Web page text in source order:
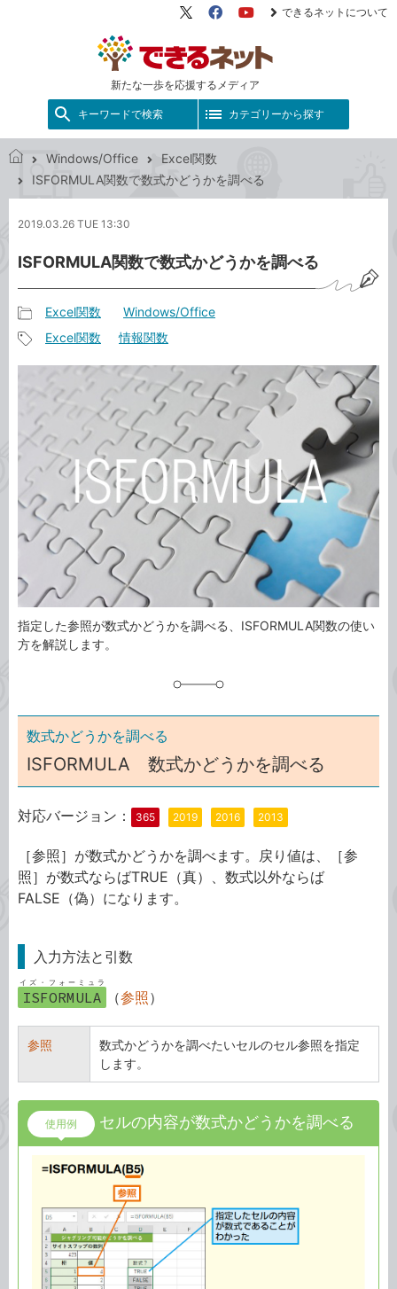
新たな一歩を応援するメディア
X（旧
FacebookYouTube
できるネットについて
キーワードで検索 カテゴリーから探す
で
ネ
ト
Windows/Office
Excel関数
ISFORMULA関数で数式かどうかを調べる
2019.03.26 TUE 13:30
ISFORMULA関数で数式かどうかを調べる
事
カ
テ
ゴ
リ
Excel関数 Windows/Office
タ
グ
Excel関数 情報関数
指定した参照が数式かどうかを調べる、ISFORMULA関数の使い
方を解説します。
数式かどうかを調べる
ISFORMULA 数式かどうかを調べる
対応バージョン： 365 2019 2016 2013
［参照］が数式かどうかを調べます。戻り値は、［参
照］が数式ならばTRUE（真）、数式以外ならば
FALSE（偽）になります。
入力方法と引数
ISFORMULA
イズ・フォーミュラ
（参照）
参照
数式かどうかを調べたいセルのセル参照を指定
します。
使用例 セルの内容が数式かどうかを調べる